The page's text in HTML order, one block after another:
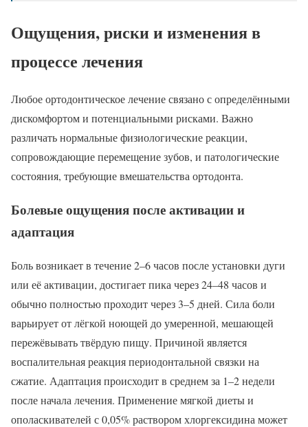
Ощущения, риски и изменения в
процессе лечения
Любое ортодонтическое лечение связано с определёнными
дискомфортом и потенциальными рисками. Важно
различать нормальные физиологические реакции,
сопровождающие перемещение зубов, и патологические
состояния, требующие вмешательства ортодонта.
Болевые ощущения после активации и
адаптация
Боль возникает в течение 2–6 часов после установки дуги
или её активации, достигает пика через 24–48 часов и
обычно полностью проходит через 3–5 дней. Сила боли
варьирует от лёгкой ноющей до умеренной, мешающей
пережёвывать твёрдую пищу. Причиной является
воспалительная реакция периодонтальной связки на
сжатие. Адаптация происходит в среднем за 1–2 недели
после начала лечения. Применение мягкой диеты и
ополаскивателей с 0,05% раствором хлоргексидина может